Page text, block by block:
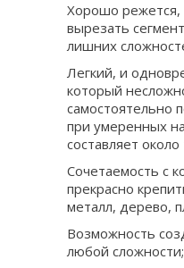
Хорошо режется,
вырезать
лишних
Легкий, и
который
самостоятельно
при умеренных
составляет около
Сочетаемость с
прекрасно
металл, дерево,
Возможность
любой сложности;